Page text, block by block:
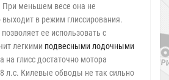
При меньшем весе она не
выходит в режим глиссирования.
ее использовать с
легкими подвесными лодочными
на глисс достаточно мотора
л.с. Килевые обводы не так сильно